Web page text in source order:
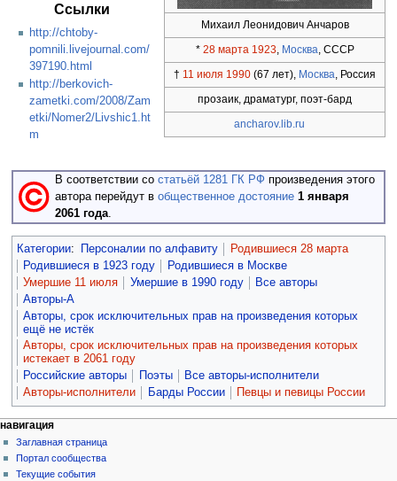
Михаил Леонидович Анчаров
* 28 марта 1923, Москва, СССР
† 11 июля 1990 (67 лет), Москва, Россия
прозаик, драматург, поэт-бард
ancharov.lib.ru
Ссылки
http://chtoby-
pomnili.livejournal.com/
397190.html
http://berkovich-
zametki.com/2008/Zam
etki/Nomer2/Livshic1.ht
m
В соответствии со статьёй 1281 ГК РФ произведения этого
автора перейдут в общественное достояние 1 января
2061 года.
Категории: Персоналии по алфавиту
Родившиеся 28 марта
Родившиеся в 1923 году
Родившиеся в Москве
Умершие 11 июля
Умершие в 1990 году
Все авторы
Авторы-А
Авторы, срок исключительных прав на произведения которых
ещё не истёк
Авторы, срок исключительных прав на произведения которых
истекает в 2061 году
Российские авторы
Поэты
Все авторы-исполнители
Авторы-исполнители
Барды России Певцы и певицы России
навигация
Заглавная страница
Портал сообщества
Текущие события